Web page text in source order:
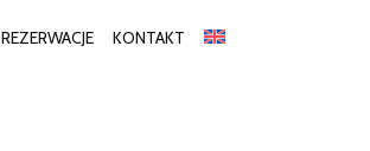
REZERWACJE KONTAKT